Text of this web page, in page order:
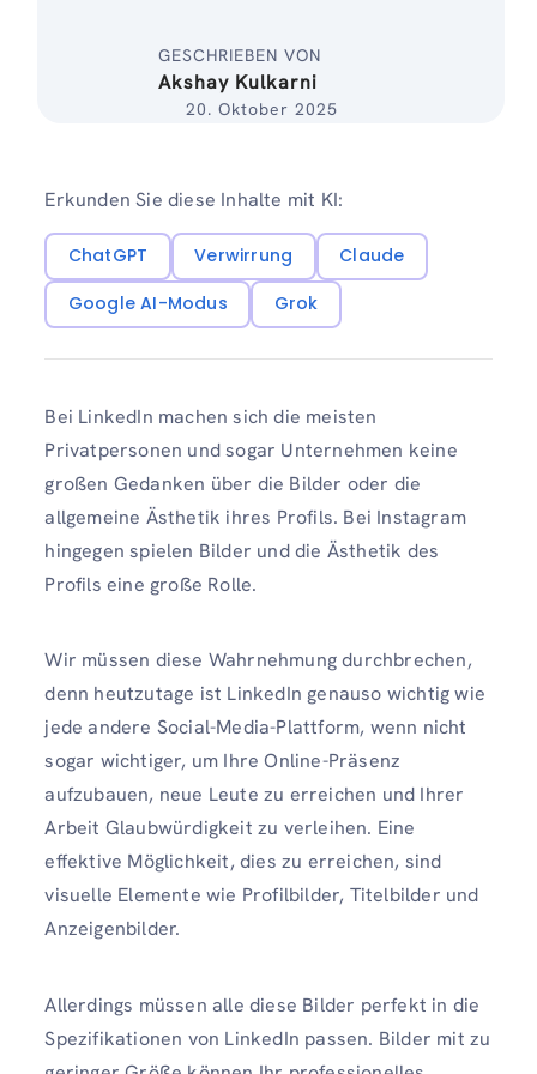
GESCHRIEBEN VON
Akshay Kulkarni
20. Oktober 2025
Erkunden Sie diese Inhalte mit KI:
ChatGPT Verwirrung
Claude
Google AI-Modus
Grok
Bei LinkedIn machen sich die meisten
Privatpersonen und sogar Unternehmen keine
großen Gedanken über die Bilder oder die
allgemeine Ästhetik ihres Profils. Bei Instagram
hingegen spielen Bilder und die Ästhetik des
Profils eine große Rolle.
Wir müssen diese Wahrnehmung durchbrechen,
denn heutzutage ist LinkedIn genauso wichtig wie
jede andere Social-Media-Plattform, wenn nicht
sogar wichtiger, um Ihre Online-Präsenz
aufzubauen, neue Leute zu erreichen und Ihrer
Arbeit Glaubwürdigkeit zu verleihen. Eine
effektive Möglichkeit, dies zu erreichen, sind
visuelle Elemente wie Profilbilder, Titelbilder und
Anzeigenbilder.
Allerdings müssen alle diese Bilder perfekt in die
Spezifikationen von LinkedIn passen. Bilder mit zu